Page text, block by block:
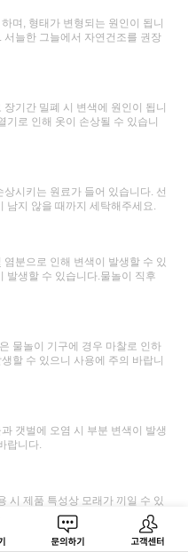
문의하기 고객센터
며, 형태가 변형되는 원인이 됩니
서늘한 그늘에서 자연건조를 권장
기간 밀폐 시 변색에 원인이 됩니
기로 인해 옷이 손상될 수 있습니
시키는 원료가 들어 있습니다. 선
남지 않을 때까지 세탁해주세요.
분으로 인해 변색이 발생할 수 있
발생할 수 있습니다.물놀이 직후
물놀이 기구에 경우 마찰로 인하
할 수 있으니 사용에 주의 바랍니
갯벌에 오염 시 부분 변색이 발생
랍니다.
시 제품 특성상 모래가 끼일 수 있
얇은 솔 등으로 쓸어 모래를 쉽게